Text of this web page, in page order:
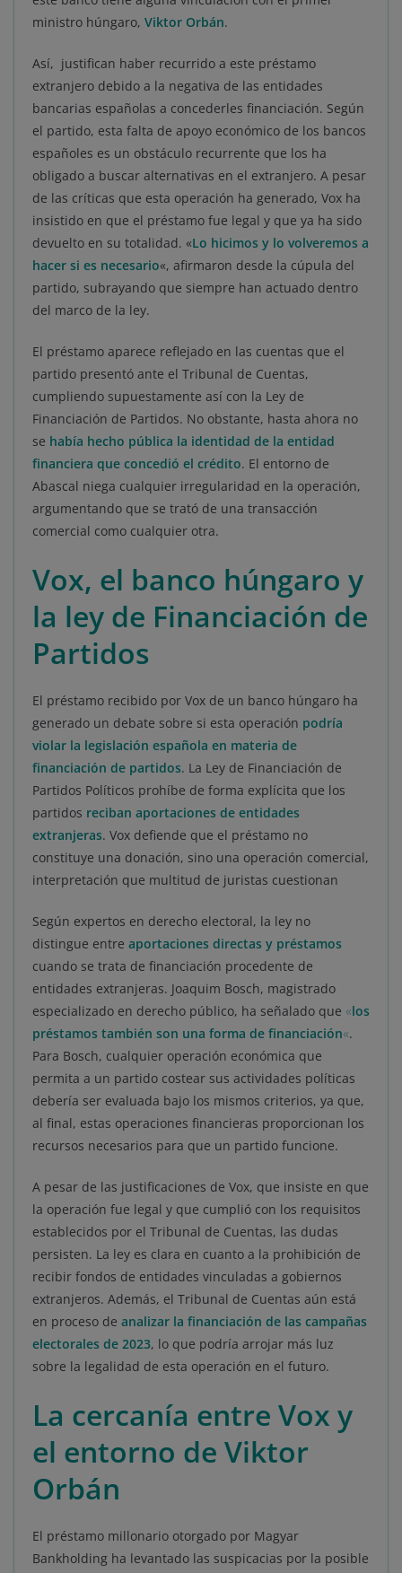
ministro húngaro, Viktor Orbán.
Así, justifican haber recurrido a este préstamo
extranjero debido a la negativa de las entidades
bancarias españolas a concederles financiación. Según
el partido, esta falta de apoyo económico de los bancos
españoles es un obstáculo recurrente que los ha
obligado a buscar alternativas en el extranjero. A pesar
de las críticas que esta operación ha generado, Vox ha
insistido en que el préstamo fue legal y que ya ha sido
devuelto en su totalidad. «Lo hicimos y lo volveremos a
hacer si es necesario«, afirmaron desde la cúpula del
partido, subrayando que siempre han actuado dentro
del marco de la ley.
El préstamo aparece reflejado en las cuentas que el
partido presentó ante el Tribunal de Cuentas,
cumpliendo supuestamente así con la Ley de
Financiación de Partidos. No obstante, hasta ahora no
se había hecho pública la identidad de la entidad
financiera que concedió el crédito. El entorno de
Abascal niega cualquier irregularidad en la operación,
argumentando que se trató de una transacción
comercial como cualquier otra.
Vox, el banco húngaro y
la ley de Financiación de
Partidos
El préstamo recibido por Vox de un banco húngaro ha
generado un debate sobre si esta operación podría
violar la legislación española en materia de
financiación de partidos. La Ley de Financiación de
Partidos Políticos prohíbe de forma explícita que los
partidos reciban aportaciones de entidades
extranjeras. Vox defiende que el préstamo no
constituye una donación, sino una operación comercial,
interpretación que multitud de juristas cuestionan
Según expertos en derecho electoral, la ley no
distingue entre aportaciones directas y préstamos
cuando se trata de financiación procedente de
entidades extranjeras. Joaquim Bosch, magistrado
especializado en derecho público, ha señalado que «los
préstamos también son una forma de financiación«.
Para Bosch, cualquier operación económica que
permita a un partido costear sus actividades políticas
debería ser evaluada bajo los mismos criterios, ya que,
al final, estas operaciones financieras proporcionan los
recursos necesarios para que un partido funcione.
A pesar de las justificaciones de Vox, que insiste en que
la operación fue legal y que cumplió con los requisitos
establecidos por el Tribunal de Cuentas, las dudas
persisten. La ley es clara en cuanto a la prohibición de
recibir fondos de entidades vinculadas a gobiernos
extranjeros. Además, el Tribunal de Cuentas aún está
en proceso de analizar la financiación de las campañas
electorales de 2023, lo que podría arrojar más luz
sobre la legalidad de esta operación en el futuro.
La cercanía entre Vox y
el entorno de Viktor
Orbán
El préstamo millonario otorgado por Magyar
Bankholding ha levantado las suspicacias por la posible